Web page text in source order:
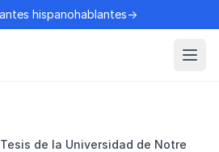
hispanohablantes→
de la Universidad de Notre